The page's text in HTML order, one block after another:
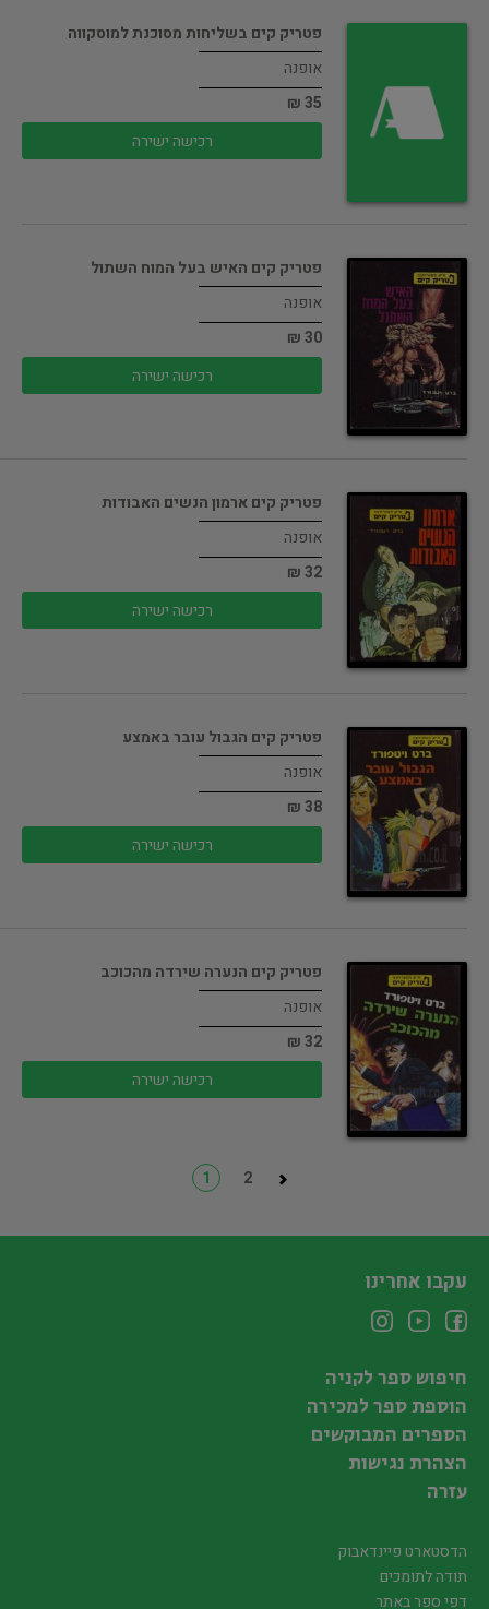
פטריק קים בשליחות מסוכנת למוסקווה
אופנה
35 ₪
רכישה ישירה
פטריק קים האיש בעל המוח השתול
אופנה
30 ₪
רכישה ישירה
פטריק קים ארמון הנשים האבודות
אופנה
32 ₪
רכישה ישירה
פטריק קים הגבול עובר באמצע
אופנה
38 ₪
רכישה ישירה
פטריק קים הנערה שירדה מהכוכב
אופנה
32 ₪
רכישה ישירה
1 2
עקבו אחרינו
חיפוש ספר לקניה
הוספת ספר למכירה
הספרים המבוקשים
הצהרת נגישות
עזרה
הדסטארט פיינדאבוק
תודה לתומכים
דפי ספר באתר